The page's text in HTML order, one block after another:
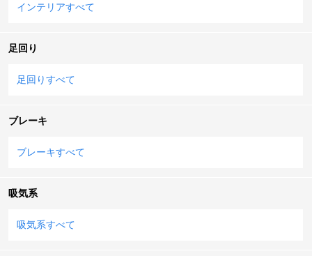
インテリアすべて
足回り
足回りすべて
ブレーキ
ブレーキすべて
吸気系
吸気系すべて